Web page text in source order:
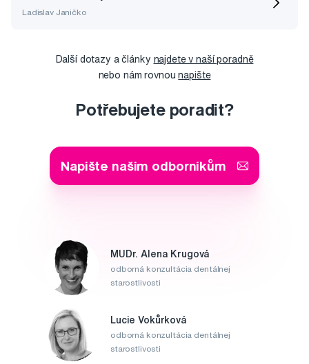
Ladislav Janičko
Další dotazy a články najdete v naší poradně
nebo nám rovnounapište
Potřebujete poradit?
Napište našim odborníkům
MUDr. Alena Krugová
odborná konzultácia dentálnej
starostlivosti
Lucie Vokůrková
odborná konzultácia dentálnej
starostlivosti